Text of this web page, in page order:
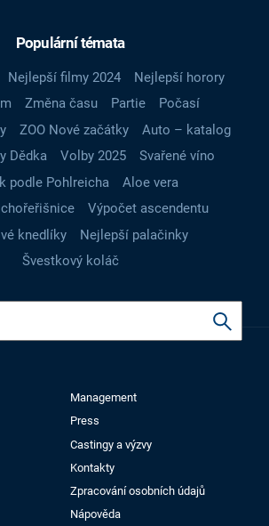
Populární témata
Nejlepší filmy 2024
Nejlepší horory
Změna času Partie
Počasí
ZOO Nové začátky
Auto – katalog
Dědka
Volby 2025
Svařené víno
podle Pohlreicha
Aloe vera
Výpočet ascendentu
knedlíky
Nejlepší palačinky
Švestkový koláč
Management
Press
Castingy a výzvy
Kontakty
Zpracování osobních údajů
Nápověda